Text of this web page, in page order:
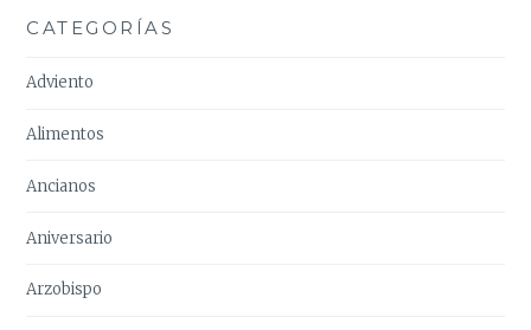
CATEGORÍAS
Adviento
Alimentos
Ancianos
Aniversario
Arzobispo